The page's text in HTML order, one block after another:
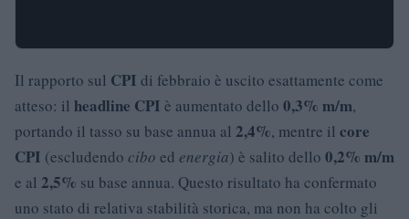
Il rapporto sul CPI di febbraio è uscito esattamente come
atteso: il headline CPI è aumentato dello 0,3% m/m,
portando il tasso su base annua al 2,4%, mentre il core
CPI (escludendo cibo ed energia) è salito dello 0,2% m/m
e al 2,5% su base annua. Questo risultato ha confermato
uno stato di relativa stabilità storica, ma non ha colto gli